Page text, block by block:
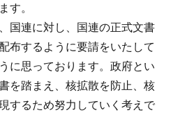
す。
国連に対し、国連の正式文書
布するように要請をいたして
に思っております。政府とい
を踏まえ、核拡散を防止、核
するため努力していく考えで